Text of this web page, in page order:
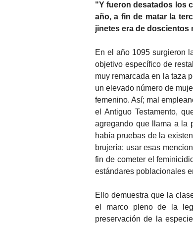
"Y fueron desatados los
año, a fin de matar la
jinetes era de doscientos
En el año 1095 surgieron
objetivo específico de
muy remarcada en la taza
un elevado número de
femenino. Así; mal
el Antiguo Testamento,
agregando que llama a la
había pruebas de la
brujería; usar esas
fin de cometer el
estándares poblacionales
Ello demuestra que la
el marco pleno de la
preservación de la